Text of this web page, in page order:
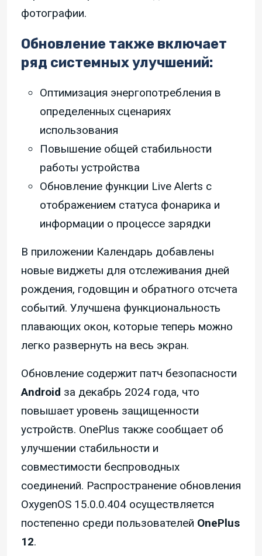
фотографии.
Обновление также включает
ряд системных улучшений:
Оптимизация энергопотребления в
определенных сценариях
использования
Повышение общей стабильности
работы устройства
Обновление функции Live Alerts с
отображением статуса фонарика и
информации о процессе зарядки
В приложении Календарь добавлены
новые виджеты для отслеживания дней
рождения, годовщин и обратного отсчета
событий. Улучшена функциональность
плавающих окон, которые теперь можно
легко развернуть на весь экран.
Обновление содержит патч безопасности
Android за декабрь 2024 года, что
повышает уровень защищенности
устройств. OnePlus также сообщает об
улучшении стабильности и
совместимости беспроводных
соединений. Распространение обновления
OxygenOS 15.0.0.404 осуществляется
постепенно среди пользователей OnePlus
12.